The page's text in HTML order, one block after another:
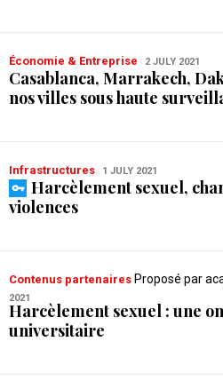
Économie & Entreprise 2 JULY 2021
Casablanca, Marrakech,
nos villes sous haute
Infrastructures 1 JULY 2021
Harcèlement sexuel,
violences
Contenus partenaires Proposé par
2021
Harcèlement sexuel : une
universitaire